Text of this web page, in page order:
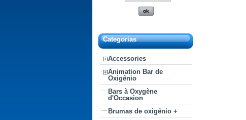
Categorias
Accessories
Animation Bar de
Oxigênio
Bars à Oxygène
d'Occasion
Brumas de oxigênio +